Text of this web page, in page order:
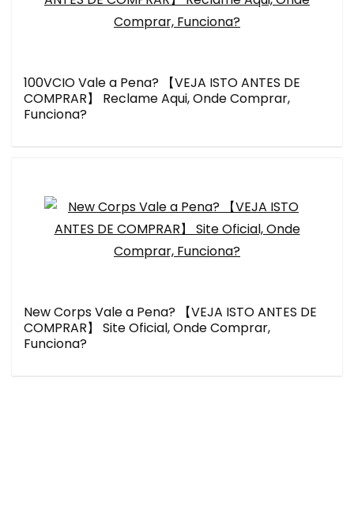
100VCIO Vale a Pena? 【VEJA ISTO ANTES DE
COMPRAR】 Reclame Aqui, Onde Comprar,
Funciona?
New Corps Vale a Pena? 【VEJA ISTO ANTES DE
COMPRAR】 Site Oficial, Onde Comprar,
Funciona?